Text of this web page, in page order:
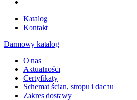
Katalog
Kontakt
Darmowy katalog
O nas
Aktualności
Certyfikaty
Schemat ścian, stropu i dachu
Zakres dostawy